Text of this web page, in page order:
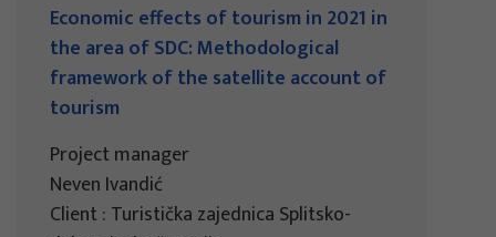
Economic effects of tourism in 2021 in
the area of SDC: Methodological
framework of the satellite account of
tourism
Project manager
Neven Ivandić
Client : Turistička zajednica Splitsko-